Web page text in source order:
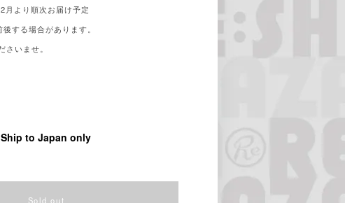
月より順次お届け予定
する場合があります。
さいませ。
Ship to Japan only
Sold out